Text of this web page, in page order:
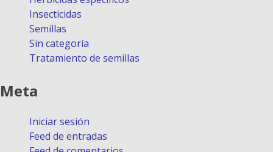
Insecticidas
Semillas
Sin categoría
Tratamiento de semillas
Meta
Iniciar sesión
Feed de entradas